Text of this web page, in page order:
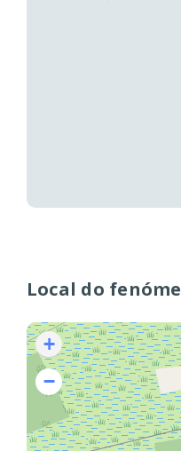
Local do
+
−